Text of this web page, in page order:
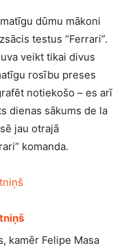
dūmu mākoni
testus “Ferrari”.
veikt tikai divus
rosību preses
notiekošo – es arī
dienas sākums de la
jau otrajā
komanda.
kamēr Felipe Masa